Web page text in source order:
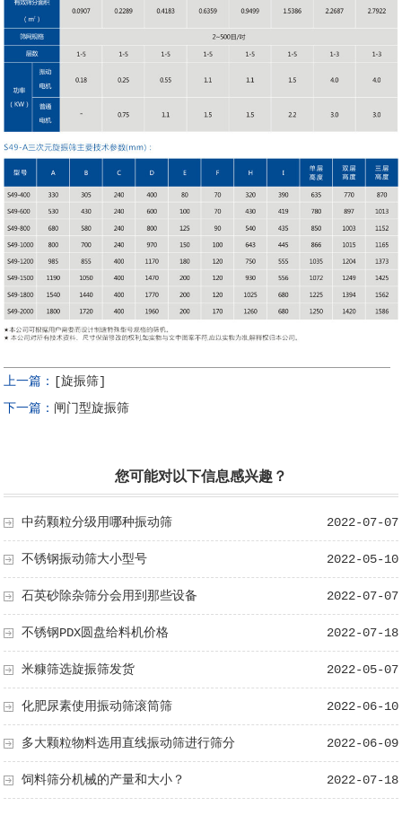
上一篇：
[旋振筛]
下一篇： 闸门型旋振筛
您可能对以下信息感兴趣？
2022-07-07
中药颗粒分级用哪种振动筛
2022-05-10
不锈钢振动筛大小型号
2022-07-07
石英砂除杂筛分会用到那些设备
2022-07-18
不锈钢PDX圆盘给料机价格
2022-05-07
米糠筛选旋振筛发货
2022-06-10
化肥尿素使用振动筛滚筒筛
2022-06-09
多大颗粒物料选用直线振动筛进行筛分
2022-07-18
饲料筛分机械的产量和大小？